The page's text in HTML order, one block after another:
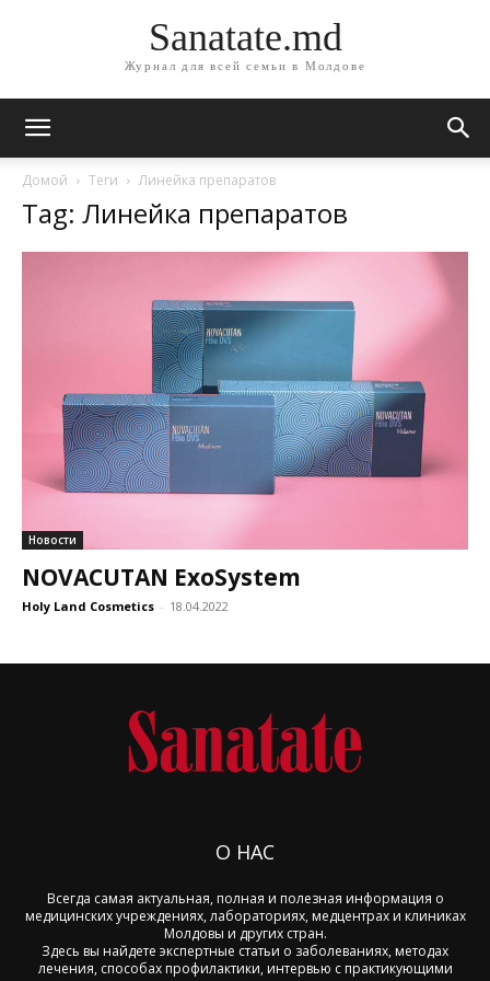
Sanatate.md
Журнал для всей семьи в Молдове
Домой Теги Линейка препаратов
Tag: Линейка препаратов
Новости
NOVACUTAN ExoSystem
Holy Land Cosmetics - 18.04.2022
О НАС
Всегда самая актуальная, полная и полезная информация о
медицинских учреждениях, лабораториях, медцентрах и клиниках
Молдовы и других стран.
Здесь вы найдете экспертные статьи о заболеваниях, методах
лечения, способах профилактики, интервью с практикующими